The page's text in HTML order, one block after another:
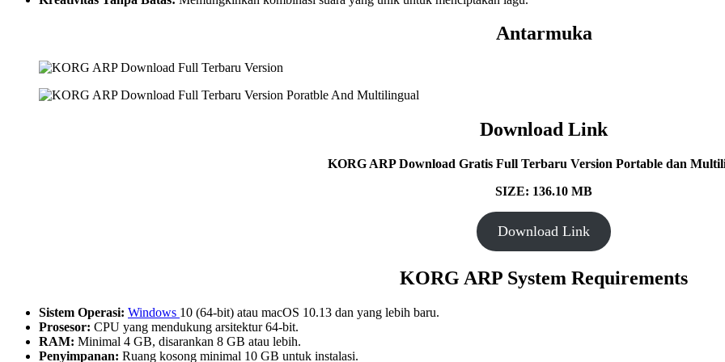
Antarmuka
Download Link
KORG ARP Download Gratis Full Terbaru Version Portable dan
SIZE: 136.10 MB
Download Link
KORG ARP System Requirements
Sistem Operasi: Windows 10 (64-bit) atau macOS 10.13 dan yang lebih baru.
Prosesor: CPU yang mendukung arsitektur 64-bit.
RAM: Minimal 4 GB, disarankan 8 GB atau lebih.
Penyimpanan: Ruang kosong minimal 10 GB untuk instalasi.